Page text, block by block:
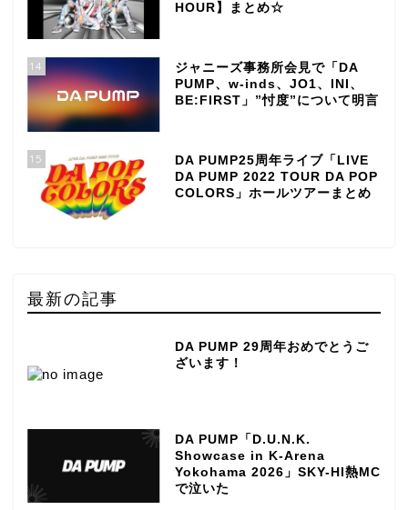
HOUR】まとめ☆
14
ジャニーズ事務所会見で「DA
PUMP、w-inds、JO1、INI、
BE:FIRST」”忖度”について明言
15
DA PUMP25周年ライブ「LIVE
DA PUMP 2022 TOUR DA POP
COLORS」ホールツアーまとめ
最新の記事
DA PUMP 29周年おめでとうご
ざいます！
DA PUMP「D.U.N.K.
Showcase in K-Arena
Yokohama 2026」SKY-HI熱MC
で泣いた